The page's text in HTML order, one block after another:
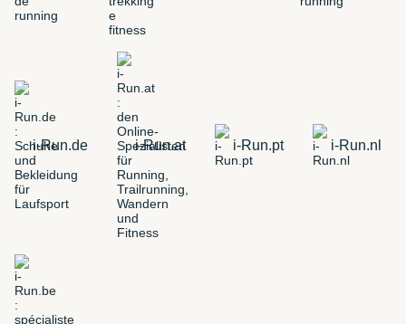
i-Run.de i-Run.at i-Run.pt i-Run.nl